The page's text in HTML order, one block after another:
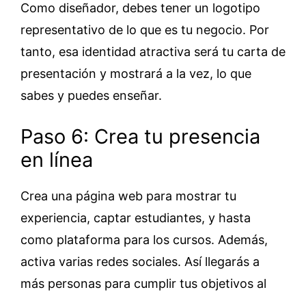
Como diseñador, debes tener un logotipo
representativo de lo que es tu negocio. Por
tanto, esa identidad atractiva será tu carta de
presentación y mostrará a la vez, lo que
sabes y puedes enseñar.
Paso 6: Crea tu presencia
en línea
Crea una página web para mostrar tu
experiencia, captar estudiantes, y hasta
como plataforma para los cursos. Además,
activa varias redes sociales. Así llegarás a
más personas para cumplir tus objetivos al